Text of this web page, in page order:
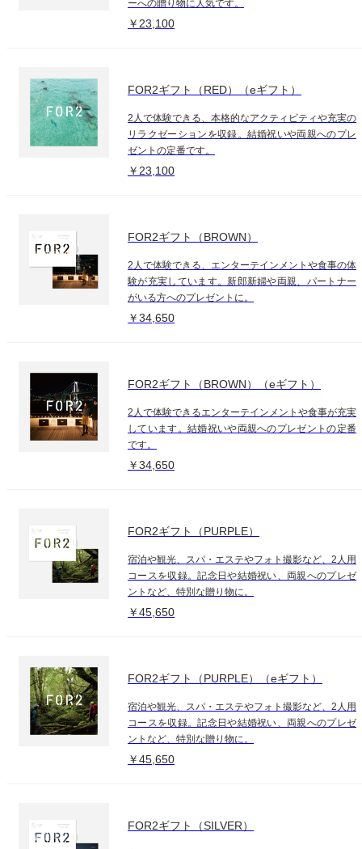
ーへの贈り物に人気です。
￥23,100
FOR2ギフト（RED）（eギフト）
2人で体験できる、本格的なアクティビティや充実の
リラクゼーションを収録。結婚祝いや両親へのプレ
ゼントの定番です。
￥23,100
FOR2ギフト（BROWN）
2人で体験できる、エンターテインメントや食事の体
験が充実しています。新郎新婦や両親、パートナー
がいる方へのプレゼントに。
￥34,650
FOR2ギフト（BROWN）（eギフト）
2人で体験できるエンターテインメントや食事が充実
しています。結婚祝いや両親へのプレゼントの定番
です。
￥34,650
FOR2ギフト（PURPLE）
宿泊や観光、スパ・エステやフォト撮影など、2人用
コースを収録。記念日や結婚祝い、両親へのプレゼ
ントなど、特別な贈り物に。
￥45,650
FOR2ギフト（PURPLE）（eギフト）
宿泊や観光、スパ・エステやフォト撮影など、2人用
コースを収録。記念日や結婚祝い、両親へのプレゼ
ントなど、特別な贈り物に。
￥45,650
FOR2ギフト（SILVER）